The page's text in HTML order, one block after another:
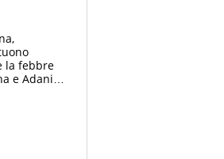
la febbre
e Adani